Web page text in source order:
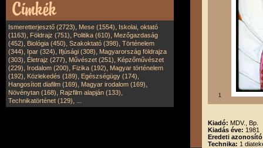
Ismeretterjesztő (2723), Mese (1554), Iskolai, oktató
(1163), Földrajz (751), Politika (610), Mezőgazdaság
(452), Biológia (450), Szakoktató (398), Történelem
(344), Ipar (324), Ifjúsági (308), Magyarország földrajza
(303), Életrajz (277), Művészet (251), Képzőművészet
(229), Irodalom (200), Fizika (192), Magyar történelem
(192), Közlekedés (189), Egészségügy (174),
Hangosított diafilm (169), Magyar irodalom (169),
Növénytan (168), Rajzfilm alapján (133),
Technikatörténet (129),
1
Kiadó: MDV., Bp.
Kiadás éve: 1981
Eredeti
Technika: 1